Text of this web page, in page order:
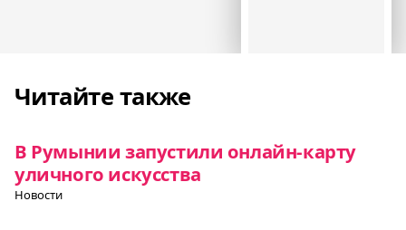
Читайте также
В Румынии запустили онлайн-карту
уличного искусства
Новости